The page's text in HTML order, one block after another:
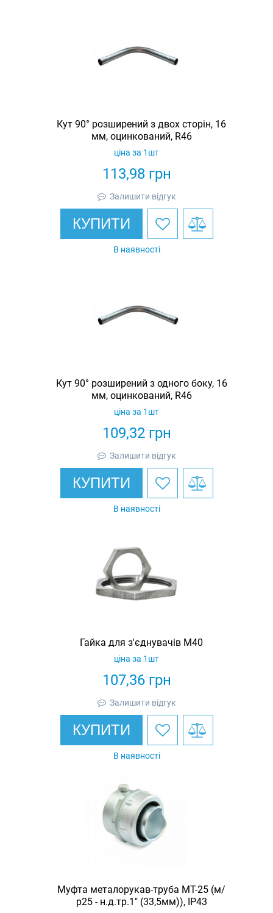
Кут 90° розширений з двох сторін, 16
мм, оцинкований, R46
113,98грн
ціна за 1шт
Залишити відгук
КУПИТИ
В наявності
Кут 90° розширений з одного боку, 16
мм, оцинкований, R46
109,32грн
ціна за 1шт
Залишити відгук
КУПИТИ
В наявності
Гайка для з'єднувачів M40
107,36грн
ціна за 1шт
Залишити відгук
КУПИТИ
В наявності
Муфта металорукав-труба МТ-25 (м/
р25 - н.д.тр.1" (33,5мм)), IP43